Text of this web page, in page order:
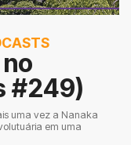
#249)
uma vez a Nanaka
em uma